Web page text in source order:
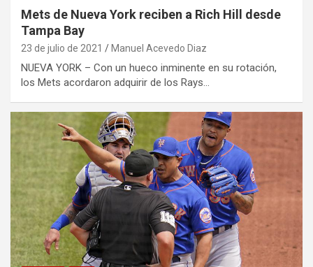
Mets de Nueva York reciben a Rich Hill desde
Tampa Bay
23 de julio de 2021 Manuel Acevedo Diaz
NUEVA YORK – Con un hueco inminente en su rotación,
los Mets acordaron adquirir de los Rays…